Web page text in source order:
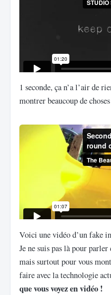
1 seconde, ça n’a l’air de
montrer beaucoup de
Voici une vidéo d’un fake
Je ne suis pas là pour
mais surtout pour vous
faire avec la technologie
que vous voyez en vidéo !